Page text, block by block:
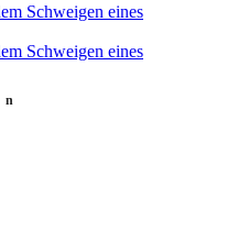
Schweigen eines
Schweigen eines